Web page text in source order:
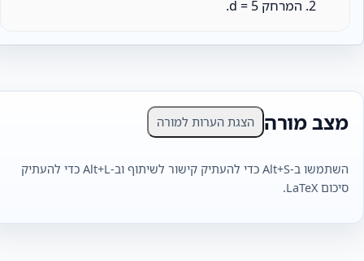
המרחק d = 5.
מצב מורה הצגת הערות למורה
השתמשו ב‑Alt+S כדי להעתיק קישור לשיתוף וב‑Alt+L כדי להעתיק
סיכום LaTeX.